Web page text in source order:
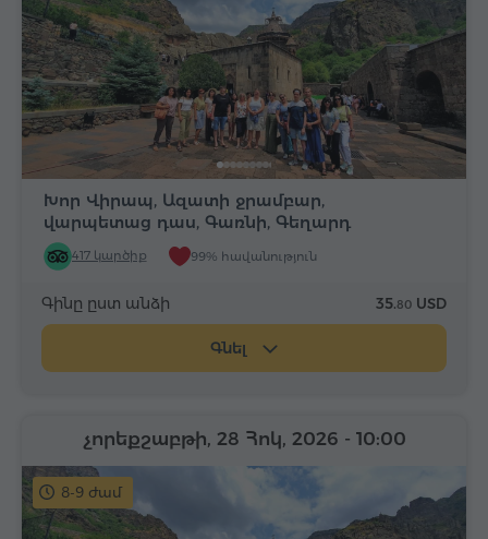
Խոր Վիրապ, Ազատի ջրամբար,
վարպետաց դաս, Գառնի, Գեղարդ
417 կարծիք 99% հավանություն
Գինը ըստ անձի 35.80 USD
Գնել
8-9 ժամ
չորեքշաբթի, 28 Հոկ, 2026 - 10:00